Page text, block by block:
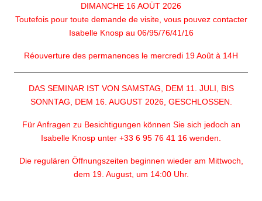
DIMANCHE 16 AOÜT 2026
Toutefois pour toute demande de visite, vous pouvez contacter
Isabelle Knosp au 06/95/76/41/16
Réouverture des permanences le mercredi 19 Août à 14H
DAS SEMINAR IST VON SAMSTAG, DEM 11. JULI, BIS
SONNTAG, DEM 16. AUGUST 2026, GESCHLOSSEN.
Für Anfragen zu Besichtigungen können Sie sich jedoch an
Isabelle Knosp unter +33 6 95 76 41 16 wenden.
Die regulären Öffnungszeiten beginnen wieder am Mittwoch,
dem 19. August, um 14:00 Uhr.